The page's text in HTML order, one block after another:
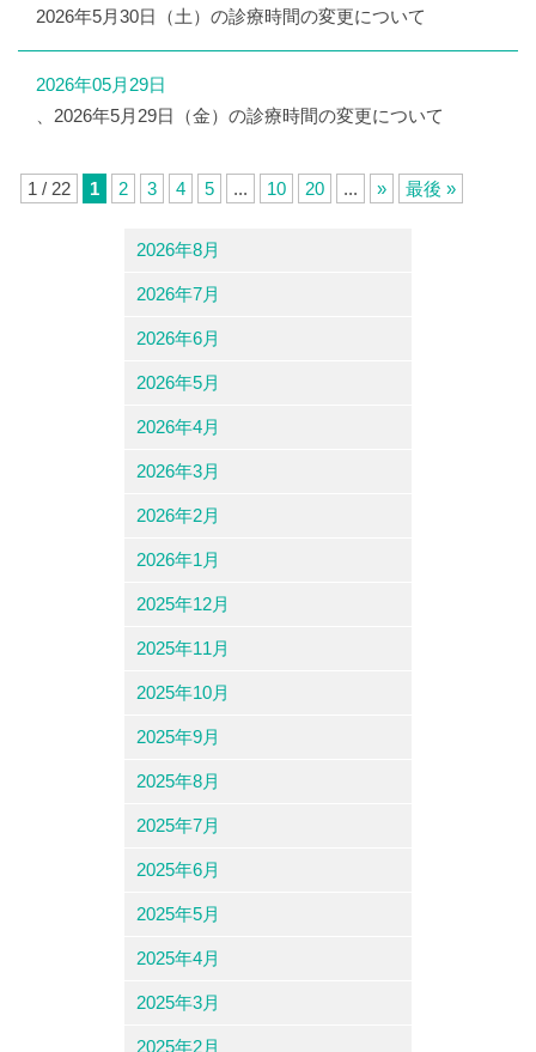
2026年5月30日（土）の診療時間の変更について
2026年05月29日
、2026年5月29日（金）の診療時間の変更について
1 / 22 1 2 3 4 5 ... 10 20 ... » 最後 »
2026年8月
2026年7月
2026年6月
2026年5月
2026年4月
2026年3月
2026年2月
2026年1月
2025年12月
2025年11月
2025年10月
2025年9月
2025年8月
2025年7月
2025年6月
2025年5月
2025年4月
2025年3月
2025年2月